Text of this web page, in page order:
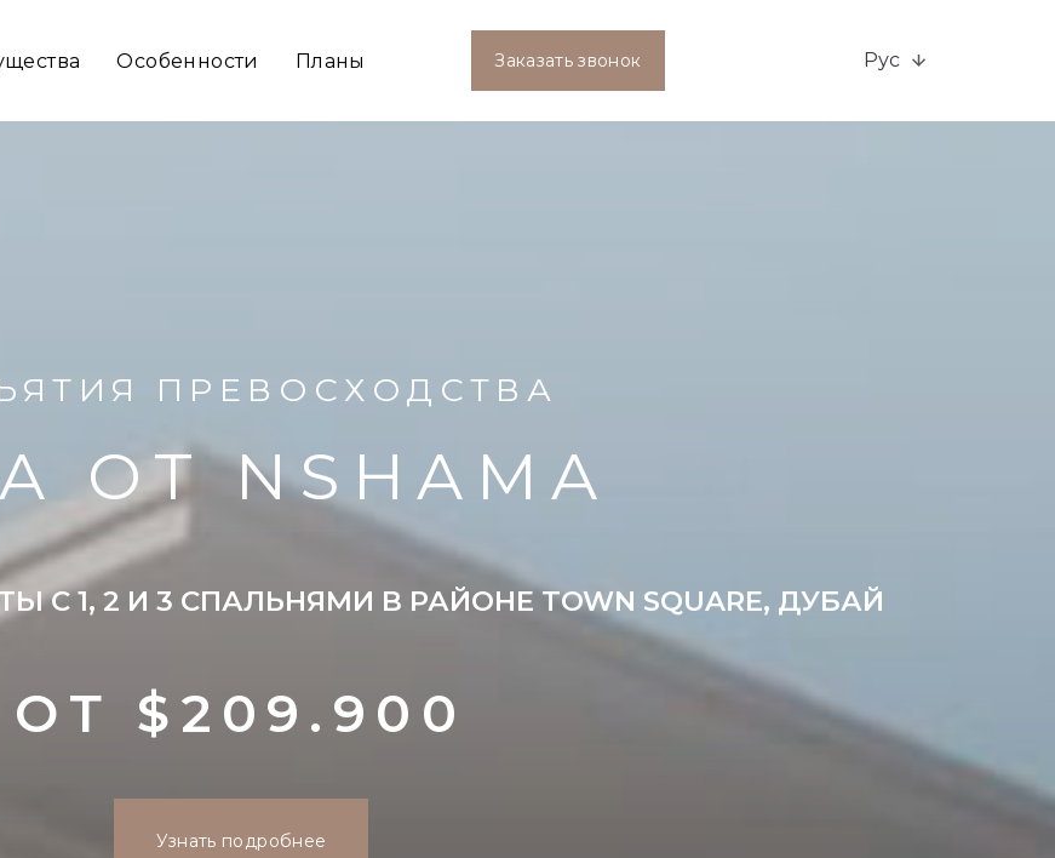
Особенности Планы Заказать звонок Рус
ПРЕВОСХОДСТВА
ОТ NSHAMA
С 1, 2 И 3 СПАЛЬНЯМИ В РАЙОНЕ TOWN SQUARE, ДУБАЙ
ОТ $209.900
Узнать подробнее